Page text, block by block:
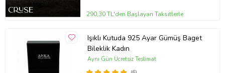
290,30 TL'den Başlayan Taksitlerle
Işıklı Kutuda 925 Ayar Gümüş Baget
Bileklik Kadın
Aynı Gün Ücretsiz Teslimat